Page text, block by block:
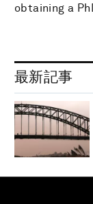
obtaining a
最新記事